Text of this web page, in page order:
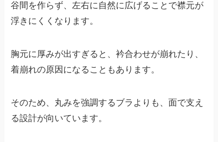
谷間を作らず、左右に自然に広げることで襟元が
浮きにくくなります。
胸元に厚みが出すぎると、衿合わせが崩れたり、
着崩れの原因になることもあります。
そのため、丸みを強調するブラよりも、面で支え
る設計が向いています。